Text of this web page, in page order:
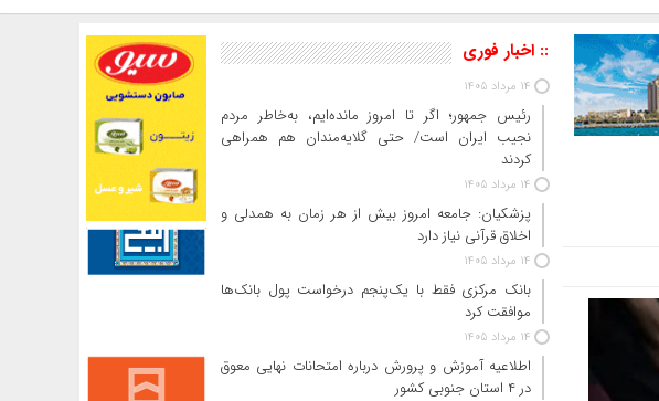
:: اخبار فوری
14 مرداد 1405
رئیس‌ جمهور؛ اگر تا امروز مانده‌ایم، به‌خاطر مردم
نجیب ایران است/ حتی گلایه‌مندان هم همراهی
کردند
14 مرداد 1405
پزشکیان: جامعه امروز بیش از هر زمان به همدلی و
اخلاق قرآنی نیاز دارد
14 مرداد 1405
بانک مرکزی فقط با یک‌‎پنجم درخواست پول بانک‌ها
موافقت کرد
14 مرداد 1405
اطلاعیه آموزش و پرورش درباره امتحانات نهایی معوق
در ۴ استان جنوبی کشور